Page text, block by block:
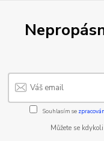
Souhlasím se
Můžete se